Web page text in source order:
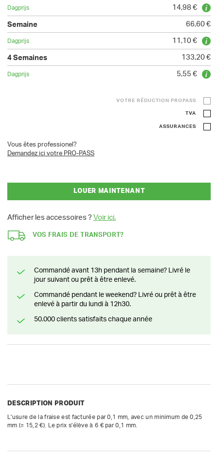
14,98 €
66,60 €
11,10 €
133,20 €
5,55 €
VOTRE RÉDUCTION PROPASS
TVA
ASSURANCES
Vous êtes professionel?
Demandez ici votre PRO-PASS
LOUER MAINTENANT
Afficher les accessoires ? Voir ici.
VOS FRAIS DE TRANSPORT?
Commandé avant 13h pendant la semaine? Livré le
jour suivant ou prêt à être enlevé.
Commandé pendant le weekend? Livré ou prêt à être
enlevé à partir du lundi à 12h30.
50.000 clients satisfaits chaque année
DESCRIPTION PRODUIT
L'usure de la fraise est facturée par 0,1 mm, avec un minimum de 0,25
mm (= 15,2 €). Le prix s'élève à 6 € par 0,1 mm.